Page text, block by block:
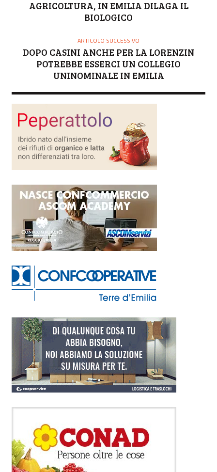
AGRICOLTURA, IN EMILIA DILAGA IL
BIOLOGICO
ARTICOLO SUCCESSIVO
DOPO CASINI ANCHE PER LA LORENZIN
POTREBBE ESSERCI UN COLLEGIO
UNINOMINALE IN EMILIA